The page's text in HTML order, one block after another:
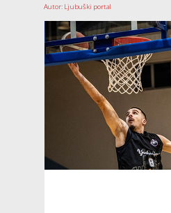
Autor: Ljubuški portal